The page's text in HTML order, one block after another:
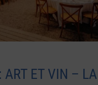
ART ET VIN – LA